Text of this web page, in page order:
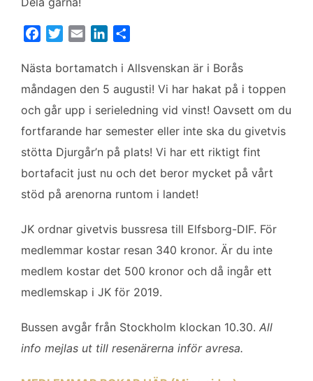
c
e
o
o
k
i
t
e
r
a
i
n
k
d
I
n
l
a
Nästa bortamatch i Allsvenskan är i Borås
måndagen den 5 augusti! Vi har hakat på i toppen
och går upp i serieledning vid vinst! Oavsett om du
fortfarande har semester eller inte ska du givetvis
stötta Djurgår’n på plats! Vi har ett riktigt fint
bortafacit just nu och det beror mycket på vårt
stöd på arenorna runtom i landet!
JK ordnar givetvis bussresa till Elfsborg-DIF. För
medlemmar kostar resan 340 kronor. Är du inte
medlem kostar det 500 kronor och då ingår ett
medlemskap i JK för 2019.
Bussen avgår från Stockholm klockan 10.30. All
info mejlas ut till resenärerna inför avresa.